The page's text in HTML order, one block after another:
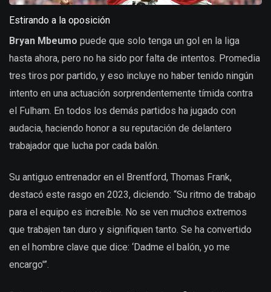
Estirando a la oposición
Bryan Mbeumo puede que solo tenga un gol en la liga
hasta ahora, pero no ha sido por falta de intentos. Promedia
tres tiros por partido, y eso incluye no haber tenido ningún
intento en una actuación sorprendentemente tímida contra
el Fulham. En todos los demás partidos ha jugado con
audacia, haciendo honor a su reputación de delantero
trabajador que lucha por cada balón.
Su antiguo entrenador en el Brentford, Thomas Frank,
destacó este rasgo en 2023, diciendo: “Su ritmo de trabajo
para el equipo es increíble. No se ven muchos extremos
que trabajen tan duro y signifiquen tanto. Se ha convertido
en el hombre clave que dice: ‘Dadme el balón, yo me
encargo'”.